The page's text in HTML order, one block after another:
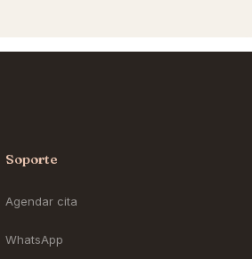
Soporte
Agendar cita
WhatsApp